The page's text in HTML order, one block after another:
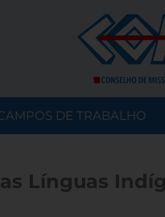
DE TRABALHO
Línguas